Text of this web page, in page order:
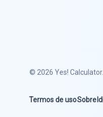
© 2026 Yes! Calculator
Termos de usoSobre